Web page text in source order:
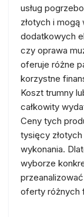
usług
złotych i
dodatkowych
czy oprawa
oferuje różne
korzystne
Koszt trumny
całkowity
Ceny tych
tysięcy
wykonania.
wyborze
oferty różnych